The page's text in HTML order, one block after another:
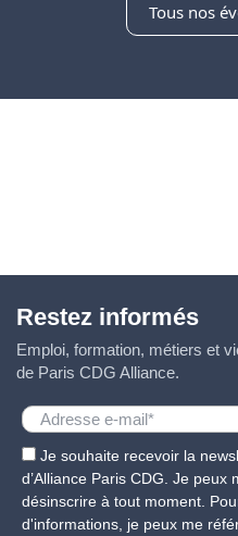
Tous nos
Restez informés
Emploi, formation, métiers et
de Paris CDG Alliance.
Je souhaite recevoir la
d’Alliance Paris CDG. Je peux
désinscrire à tout moment.
d'informations, je peux me